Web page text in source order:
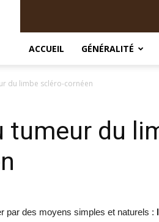
ACCUEIL GÉNÉRALITÉ
du limbe scléro-cornéen
tumeur du
par des moyens simples et naturels :